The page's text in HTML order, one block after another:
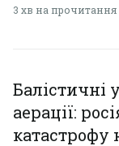
3 хв на прочитання
Балістичні
аерації:
катастрофу